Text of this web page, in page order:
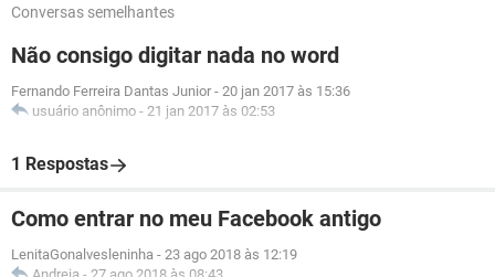
Conversas semelhantes
Não consigo digitar nada no word
Fernando Ferreira Dantas Junior - 20 jan 2017 às 15:36
usuário anônimo - 21 jan 2017 às 02:53
1 Respostas
Como entrar no meu Facebook antigo
LenitaGonalvesleninha - 23 ago 2018 às 12:19